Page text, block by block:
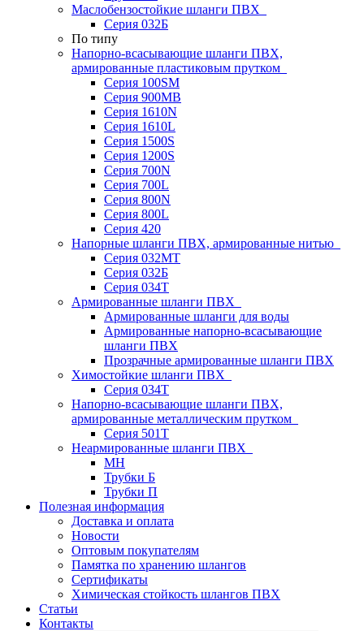
Маслобензостойкие шланги ПВХ
Серия 032Б
По типу
Напорно-всасывающие шланги ПВХ,
армированные пластиковым прутком
Серия 100SM
Серия 900MB
Серия 1610N
Серия 1610L
Серия 1500S
Серия 1200S
Серия 700N
Серия 700L
Серия 800N
Серия 800L
Серия 420
Напорные шланги ПВХ, армированные нитью
Серия 032МТ
Серия 032Б
Серия 034Т
Армированные шланги ПВХ
Армированные шланги для воды
Армированные напорно-всасывающие
шланги ПВХ
Прозрачные армированные шланги ПВХ
Химостойкие шланги ПВХ
Серия 034Т
Напорно-всасывающие шланги ПВХ,
армированные металлическим прутком
Серия 501T
Неармированные шланги ПВХ
МН
Трубки Б
Трубки П
Полезная информация
Доставка и оплата
Новости
Оптовым покупателям
Памятка по хранению шлангов
Сертификаты
Химическая стойкость шлангов ПВХ
Статьи
Контакты